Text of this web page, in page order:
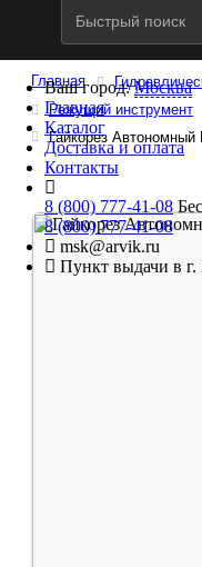
Ваш город:Москва
Главная
Каталог
Доставка и оплата
Контакты
8 (800) 777-41-08
8 (800) 777-41-08
msk@arvik.ru
Пункт выдачи в
Главная
Режущий инструмент
Гайкорез